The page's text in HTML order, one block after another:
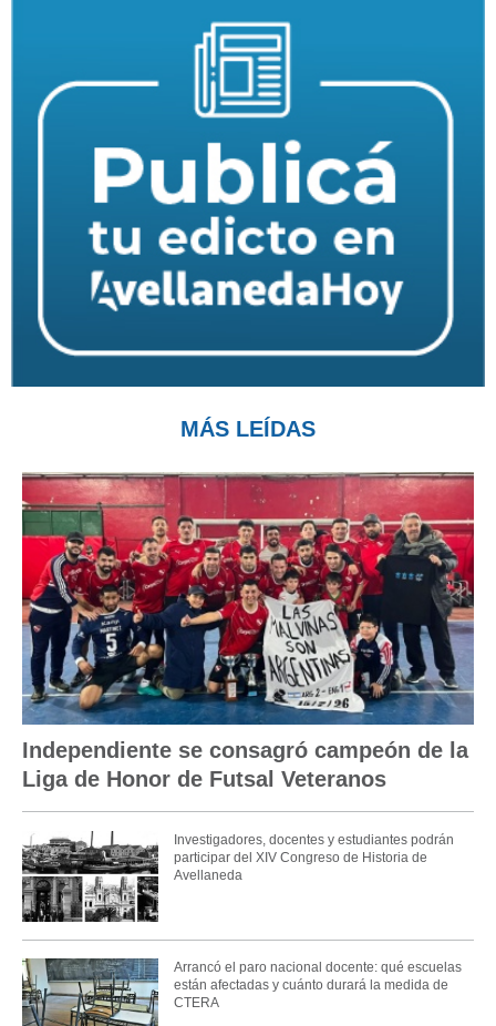
MÁS LEÍDAS
Independiente se consagró campeón de la
Liga de Honor de Futsal Veteranos
Investigadores, docentes y estudiantes podrán
participar del XIV Congreso de Historia de
Avellaneda
Arrancó el paro nacional docente: qué escuelas
están afectadas y cuánto durará la medida de
CTERA